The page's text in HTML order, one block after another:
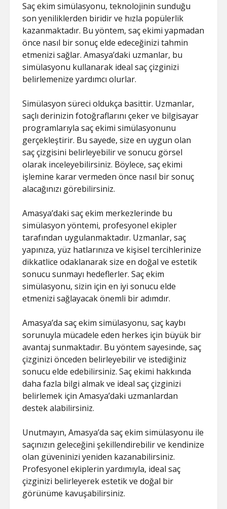
Saç ekim simülasyonu, teknolojinin sunduğu
son yeniliklerden biridir ve hızla popülerlik
kazanmaktadır. Bu yöntem, saç ekimi yapmadan
önce nasıl bir sonuç elde edeceğinizi tahmin
etmenizi sağlar. Amasya’daki uzmanlar, bu
simülasyonu kullanarak ideal saç çizginizi
belirlemenize yardımcı olurlar.
Simülasyon süreci oldukça basittir. Uzmanlar,
saçlı derinizin fotoğraflarını çeker ve bilgisayar
programlarıyla saç ekimi simülasyonunu
gerçekleştirir. Bu sayede, size en uygun olan
saç çizgisini belirleyebilir ve sonucu görsel
olarak inceleyebilirsiniz. Böylece, saç ekimi
işlemine karar vermeden önce nasıl bir sonuç
alacağınızı görebilirsiniz.
Amasya’daki saç ekim merkezlerinde bu
simülasyon yöntemi, profesyonel ekipler
tarafından uygulanmaktadır. Uzmanlar, saç
yapınıza, yüz hatlarınıza ve kişisel tercihlerinize
dikkatlice odaklanarak size en doğal ve estetik
sonucu sunmayı hedeflerler. Saç ekim
simülasyonu, sizin için en iyi sonucu elde
etmenizi sağlayacak önemli bir adımdır.
Amasya’da saç ekim simülasyonu, saç kaybı
sorunuyla mücadele eden herkes için büyük bir
avantaj sunmaktadır. Bu yöntem sayesinde, saç
çizginizi önceden belirleyebilir ve istediğiniz
sonucu elde edebilirsiniz. Saç ekimi hakkında
daha fazla bilgi almak ve ideal saç çizginizi
belirlemek için Amasya’daki uzmanlardan
destek alabilirsiniz.
Unutmayın, Amasya’da saç ekim simülasyonu ile
saçınızın geleceğini şekillendirebilir ve kendinize
olan güveninizi yeniden kazanabilirsiniz.
Profesyonel ekiplerin yardımıyla, ideal saç
çizginizi belirleyerek estetik ve doğal bir
görünüme kavuşabilirsiniz.